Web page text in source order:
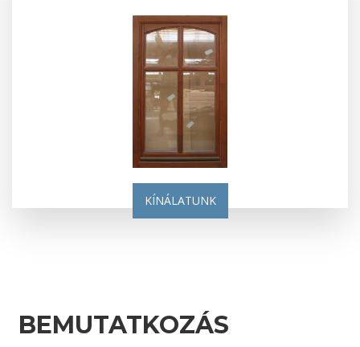
KÍNÁLATUNK
BEMUTATKOZÁS